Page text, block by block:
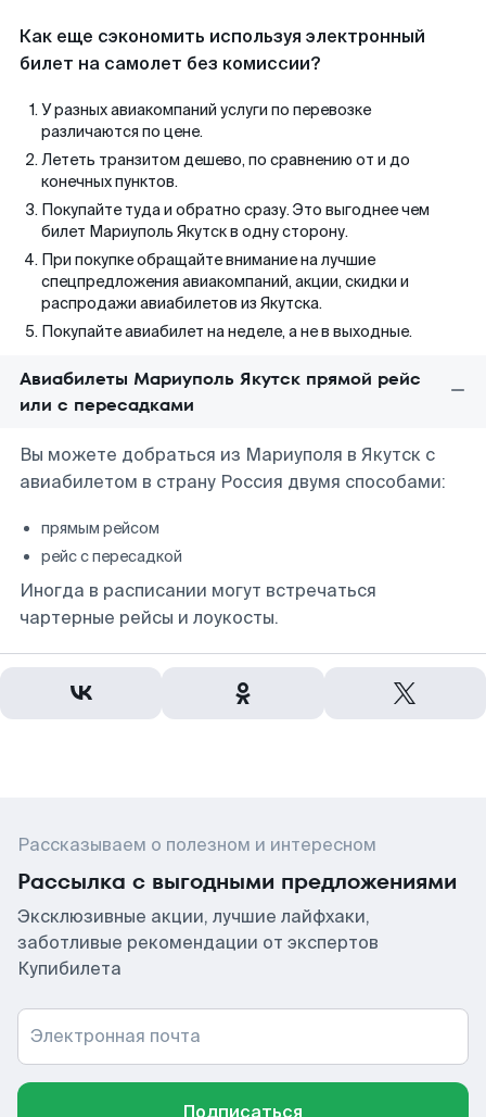
Как еще сэкономить используя электронный
билет на самолет без комиссии?
У разных авиакомпаний услуги по перевозке
различаются по цене.
Лететь транзитом дешево, по сравнению от и до
конечных пунктов.
Покупайте туда и обратно сразу. Это выгоднее чем
билет Мариуполь Якутск в одну сторону.
При покупке обращайте внимание на лучшие
спецпредложения авиакомпаний, акции, скидки и
распродажи авиабилетов из Якутска.
Покупайте авиабилет на неделе, а не в выходные.
Авиабилеты Мариуполь Якутск прямой рейс
или с пересадками
Вы можете добраться из Мариуполя в Якутск с
авиабилетом в страну Россия двумя способами:
прямым рейсом
рейс с пересадкой
Иногда в расписании могут встречаться
чартерные рейсы и лоукосты.
Рассказываем о полезном и интересном
Рассылка с выгодными предложениями
Эксклюзивные акции, лучшие лайфхаки,
заботливые рекомендации от экспертов
Купибилета
Электронная почта
Подписаться